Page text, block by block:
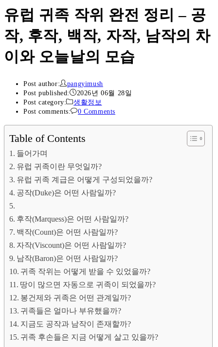
유럽 귀족 작위 완전 정리 – 공
작, 후작, 백작, 자작, 남작의 차
이와 오늘날의 모습
Post author:
pangyimush
Post published:
2026년 06월 28일
Post category:
생활정보
Post comments:
0 Comments
Table of Contents
들어가며
유럽 귀족이란 무엇일까?
유럽 귀족 계급은 어떻게 구성되었을까?
공작(Duke)은 어떤 사람일까?
후작(Marquess)은 어떤 사람일까?
백작(Count)은 어떤 사람일까?
자작(Viscount)은 어떤 사람일까?
남작(Baron)은 어떤 사람일까?
귀족 작위는 어떻게 받을 수 있었을까?
땅이 많으면 자동으로 귀족이 되었을까?
봉건제와 귀족은 어떤 관계일까?
귀족들은 얼마나 부유했을까?
지금도 공작과 남작이 존재할까?
귀족 후손들은 지금 어떻게 살고 있을까?